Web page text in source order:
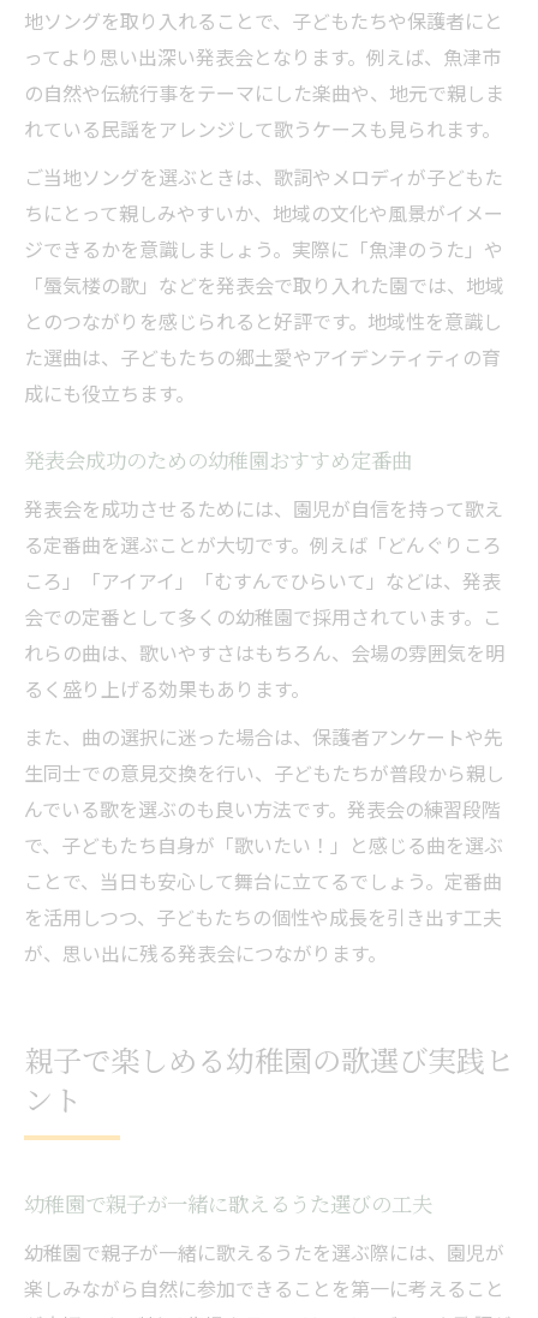
地ソングを取り入れることで、子どもたちや保護者にと
ってより思い出深い発表会となります。例えば、魚津市
の自然や伝統行事をテーマにした楽曲や、地元で親しま
れている民謡をアレンジして歌うケースも見られます。
ご当地ソングを選ぶときは、歌詞やメロディが子どもた
ちにとって親しみやすいか、地域の文化や風景がイメー
ジできるかを意識しましょう。実際に「魚津のうた」や
「蜃気楼の歌」などを発表会で取り入れた園では、地域
とのつながりを感じられると好評です。地域性を意識し
た選曲は、子どもたちの郷土愛やアイデンティティの育
成にも役立ちます。
発表会成功のための幼稚園おすすめ定番曲
発表会を成功させるためには、園児が自信を持って歌え
る定番曲を選ぶことが大切です。例えば「どんぐりころ
ころ」「アイアイ」「むすんでひらいて」などは、発表
会での定番として多くの幼稚園で採用されています。こ
れらの曲は、歌いやすさはもちろん、会場の雰囲気を明
るく盛り上げる効果もあります。
また、曲の選択に迷った場合は、保護者アンケートや先
生同士での意見交換を行い、子どもたちが普段から親し
んでいる歌を選ぶのも良い方法です。発表会の練習段階
で、子どもたち自身が「歌いたい！」と感じる曲を選ぶ
ことで、当日も安心して舞台に立てるでしょう。定番曲
を活用しつつ、子どもたちの個性や成長を引き出す工夫
が、思い出に残る発表会につながります。
親子で楽しめる幼稚園の歌選び実践ヒ
ント
幼稚園で親子が一緒に歌えるうた選びの工夫
幼稚園で親子が一緒に歌えるうたを選ぶ際には、園児が
楽しみながら自然に参加できることを第一に考えること